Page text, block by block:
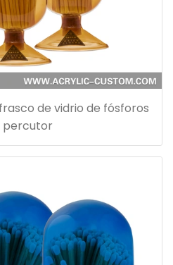
de vidrio de fósforos
percutor